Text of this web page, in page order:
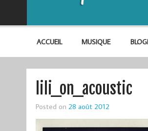
ACCUEIL MUSIQUE
lili_on_acoustic
Posted on 28 août 2012